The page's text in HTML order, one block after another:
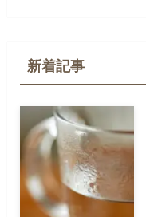
新着記事